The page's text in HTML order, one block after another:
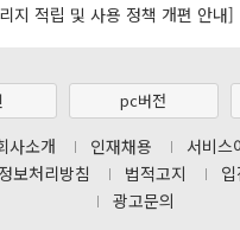
지 적립 및 사용 정책 개편 안내]
정기주주총회 소집통지서
리지 적립 및 사용 정책 개편 안내]
pc버전
사소개 인재채용
서비스
보처리방침
법적고지
광고문의